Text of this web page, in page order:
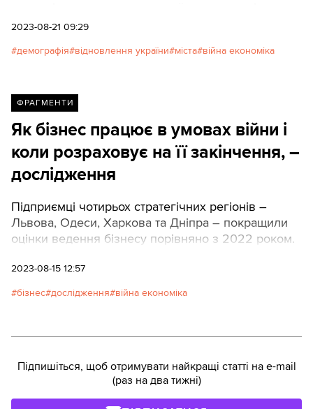
та найбільшими містами.
2023-08-21 09:29
демографія відновлення україни міста війна економіка
ФРАГМЕНТИ
Як бізнес працює в умовах війни і
коли розраховує на її закінчення, –
дослідження
Підприємці чотирьох стратегічних регіонів –
Львова, Одеси, Харкова та Дніпра – покращили
оцінки ведення бізнесу порівняно з 2022 роком.
2023-08-15 12:57
бізнес дослідження війна економіка
Підпишіться, щоб отримувати найкращі статті на e-mail
(раз на два тижні)